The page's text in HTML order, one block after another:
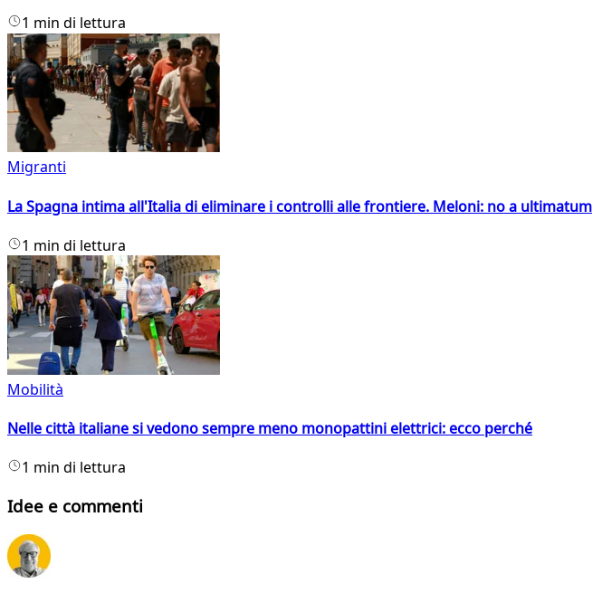
1 min di lettura
Migranti
La Spagna intima all'Italia di eliminare i controlli alle frontiere. Meloni: no a ultimatum
1 min di lettura
Mobilità
Nelle città italiane si vedono sempre meno monopattini elettrici: ecco perché
1 min di lettura
Idee e commenti